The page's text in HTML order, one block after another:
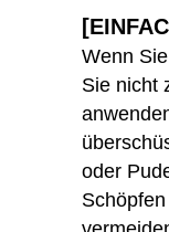
Wenn
Sie nicht
oder